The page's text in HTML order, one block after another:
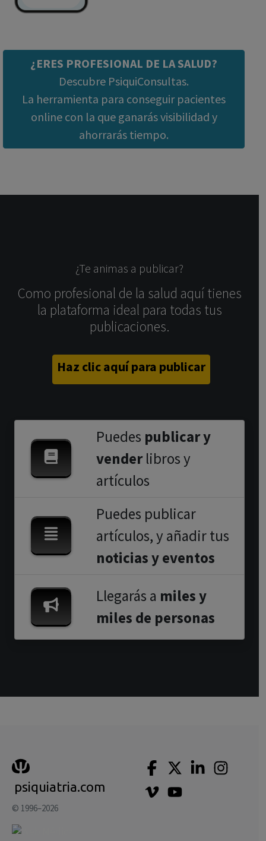
¿ERES PROFESIONAL DE LA SALUD?
Descubre PsiquiConsultas.
La herramienta para conseguir pacientes
online con la que ganarás visibilidad y
ahorrarás tiempo.
¿Te animas a publicar?
Como profesional de la salud aquí tienes
la plataforma ideal para todas tus
publicaciones.
Haz clic aquí para publicar
Puedes publicar y
venderlibros y
artículos
Puedes publicar
artículos, y añadir tus
noticias y eventos
Llegarás a miles y
miles de personas
psiquiatria.com
© 1996–2026